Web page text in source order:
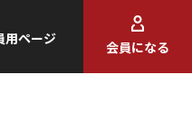
用ページ
会員になる